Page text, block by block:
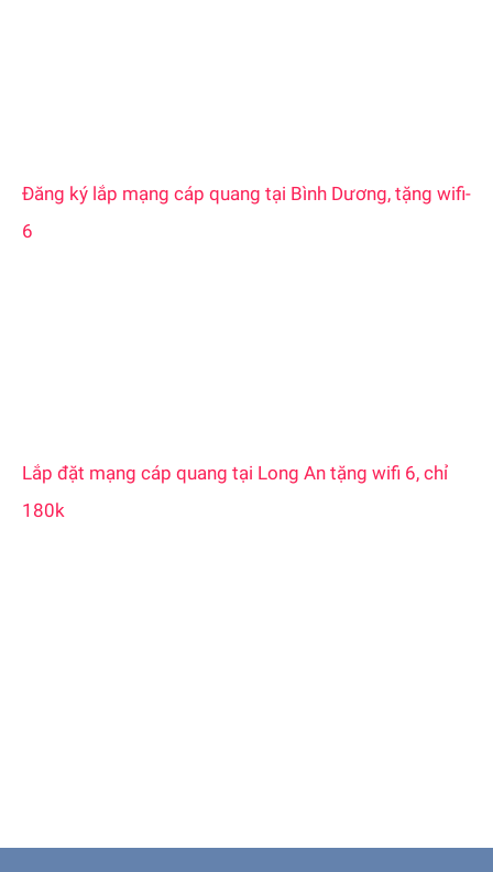
Đăng ký lắp mạng cáp quang tại Bình Dương, tặng wifi-
6
Lắp đặt mạng cáp quang tại Long An tặng wifi 6, chỉ
180k